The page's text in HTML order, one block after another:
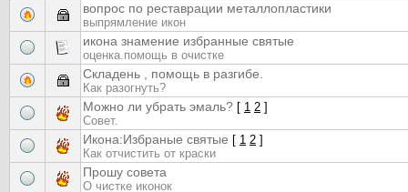
вопрос по реставрации металлопластики
выпрямление икон
икона знамение избранные святые
оценка.помощь в очистке
Складень , помощь в разгибе.
Как разогнуть?
Можно ли убрать эмаль? [ 1 2 ]
Совет.
Икона:Избраные святые [ 1 2 ]
Как отчистить от краски
Прошу совета
О чистке иконок